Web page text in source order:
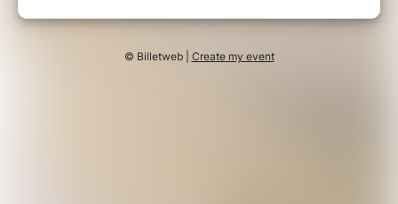
© Billetweb | Create my event